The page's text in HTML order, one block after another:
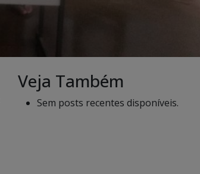
Veja Também
Sem posts recentes disponíveis.